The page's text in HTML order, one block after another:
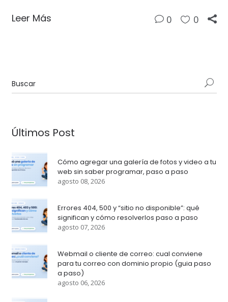
Leer Más 0 0
Últimos Post
Cómo agregar una galería de fotos y video a tu
web sin saber programar, paso a paso
agosto 08, 2026
Errores 404, 500 y “sitio no disponible”: qué
significan y cómo resolverlos paso a paso
agosto 07, 2026
Webmail o cliente de correo: cual conviene
para tu correo con dominio propio (guia paso
a paso)
agosto 06, 2026